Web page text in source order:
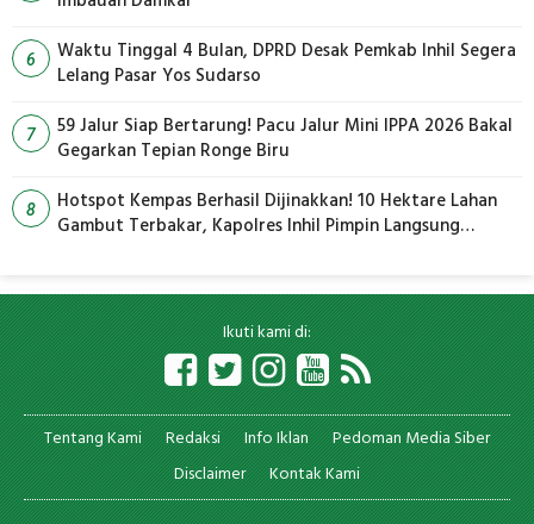
6
Waktu Tinggal 4 Bulan, DPRD Desak Pemkab Inhil Segera
Lelang Pasar Yos Sudarso
7
59 Jalur Siap Bertarung! Pacu Jalur Mini IPPA 2026 Bakal
Gegarkan Tepian Ronge Biru
8
Hotspot Kempas Berhasil Dijinakkan! 10 Hektare Lahan
Gambut Terbakar, Kapolres Inhil Pimpin Langsung
Ikuti kami di:
Tentang Kami Redaksi Info Iklan
Pedoman Media Siber
Disclaimer
Kontak Kami